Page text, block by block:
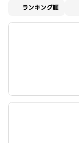
ランキング順